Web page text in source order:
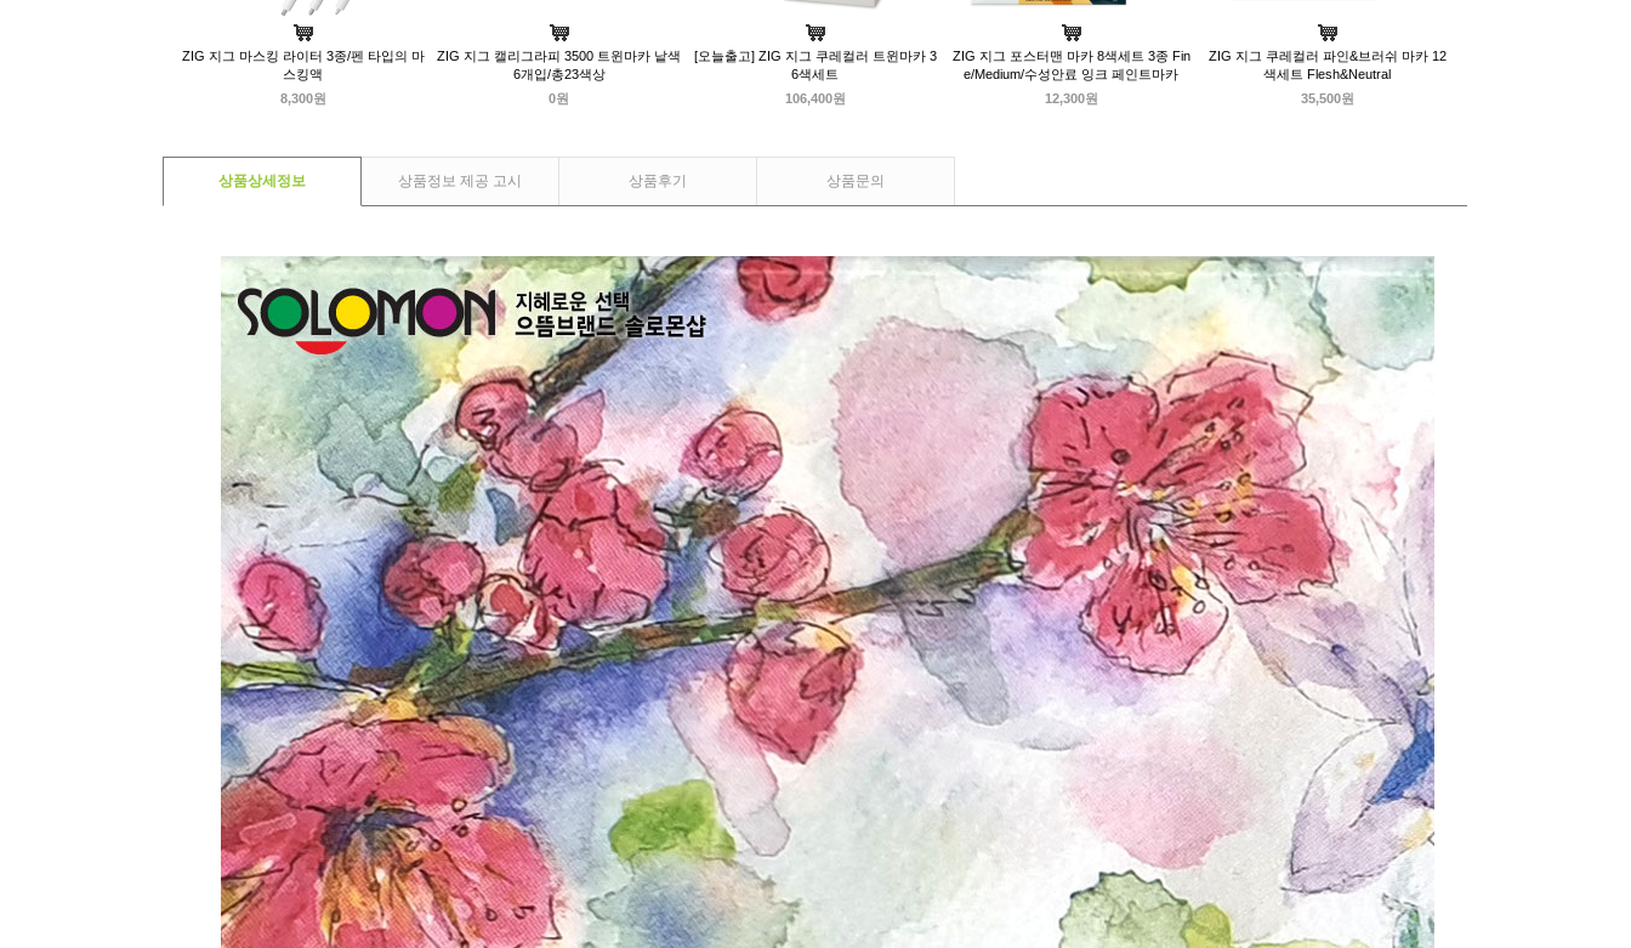
ZIG 지그 마스킹 라이터 3종/펜 타입의 마
스킹액
8,300원
ZIG 지그 캘리그라피 3500 트윈마카 낱색
6개입/총23색상
0원
[오늘출고] ZIG 지그 쿠레컬러 트윈마카 3
6색세트
106,400원
ZIG 지그 포스터맨 마카 8색세트 3종 Fin
e/Medium/수성안료 잉크 페인트마카
12,300원
ZIG 지그 쿠레컬러 파인&브러쉬 마카 12
색세트 Flesh&Neutral
35,500원
상품상세정보 상품정보 제공 고시 상품후기 상품문의